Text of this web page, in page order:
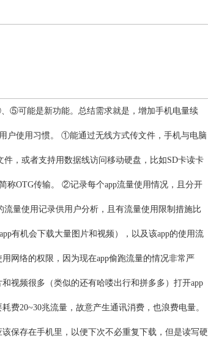
⑤可能是新功能。总结需求就是，增加手机电量续
户使用习惯。 ①能通过无线方式传文件，手机与电脑
，或者支持用数据线访问移动硬盘，比如SD卡读卡
称OTG传输。 ②记录每个app流量使用情况，且分开
量使用记录供用户分析，且有流量使用限制措施比
有机会下载大量图片和视频），以及该app的使用流
网络的权限，因为现在app偷跑流量的情况非常严
视频很多（类似的还有哈喽出行和拼多多）打开app
费20~30兆流量，故意产生通讯消费，也浪费电量。
保存在手机里，以便下次不必重复下载，但是读写硬